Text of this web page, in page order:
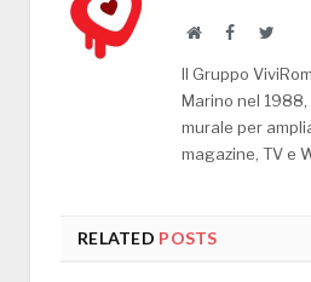
WebsiteFacebook
Il Gruppo
Marino nel
murale per
magazine, TV e
RELATED POSTS